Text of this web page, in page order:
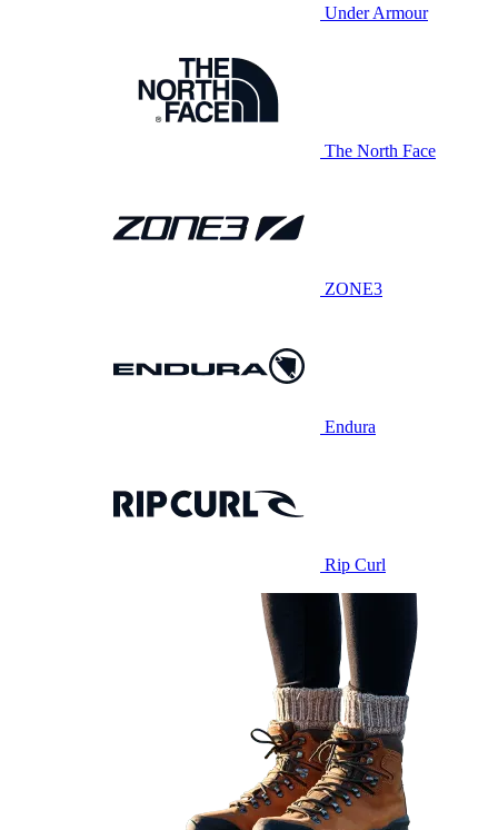
Under Armour
The North Face
ZONE3
Endura
Rip Curl